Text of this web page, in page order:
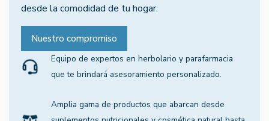
desde la comodidad de tu hogar.
Nuestro compromiso
Equipo de expertos en herbolario y parafarmacia
que te brindará asesoramiento personalizado.
Amplia gama de productos que abarcan desde